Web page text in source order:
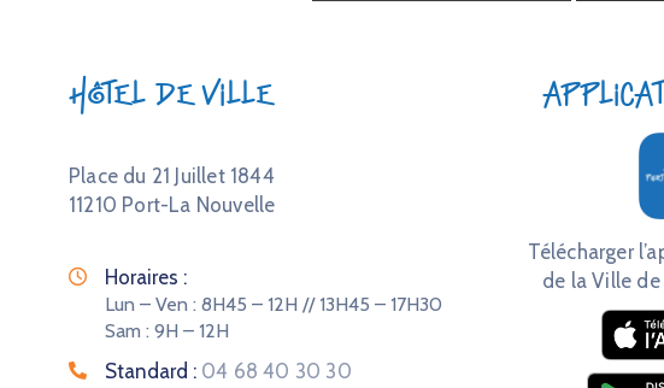
Hôtel de Ville
Place du 21 Juillet 1844
11210 Port-La Nouvelle
Horaires :
Lun – Ven : 8H45 – 12H // 13H45 – 17H30
Sam : 9H – 12H
Standard : 04 68 40 30 30
Télécharger
de la Ville